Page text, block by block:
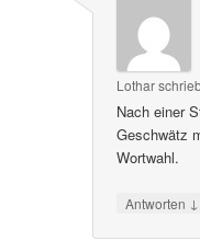
Lothar
Nach einer
Geschwätz
Wortwahl.
Antworten ↓